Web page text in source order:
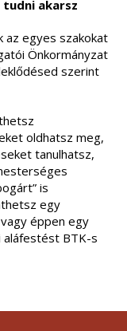
tudni akarsz
az egyes szakokat
Önkormányzat
szerint
oldhatsz meg,
tanulhatsz,
is
egy
éppen egy
aláfestést BTK-s